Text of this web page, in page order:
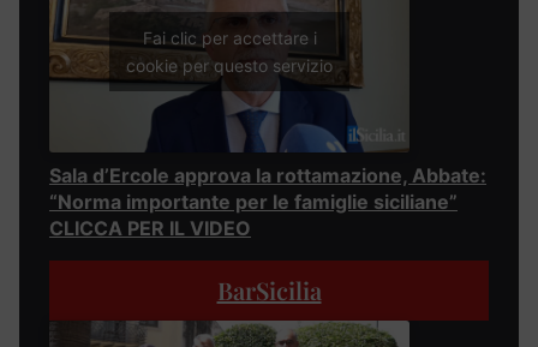
Fai clic per accettare i
cookie per questo servizio
Sala d’Ercole approva la rottamazione, Abbate:
“Norma importante per le famiglie siciliane”
CLICCA PER IL VIDEO
BarSicilia